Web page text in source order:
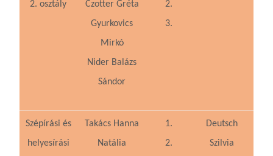
2. osztály
Czotter Gréta
Gyurkovics
Mirkó
Nider Balázs
Sándor
2.
3.
Szépírási és
helyesírási
Takács Hanna
Natália
1.
2.
Deutsch
Szilvia